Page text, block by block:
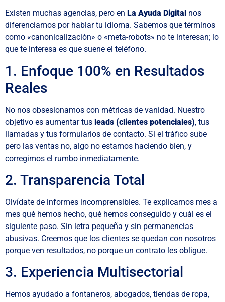
Existen muchas agencias, pero en La Ayuda Digital nos
diferenciamos por hablar tu idioma. Sabemos que términos
como «canonicalización» o «meta-robots» no te interesan; lo
que te interesa es que suene el teléfono.
1. Enfoque 100% en Resultados
Reales
No nos obsesionamos con métricas de vanidad. Nuestro
objetivo es aumentar tus leads (clientes potenciales), tus
llamadas y tus formularios de contacto. Si el tráfico sube
pero las ventas no, algo no estamos haciendo bien, y
corregimos el rumbo inmediatamente.
2. Transparencia Total
Olvídate de informes incomprensibles. Te explicamos mes a
mes qué hemos hecho, qué hemos conseguido y cuál es el
siguiente paso. Sin letra pequeña y sin permanencias
abusivas. Creemos que los clientes se quedan con nosotros
porque ven resultados, no porque un contrato les obligue.
3. Experiencia Multisectorial
Hemos ayudado a fontaneros, abogados, tiendas de ropa,